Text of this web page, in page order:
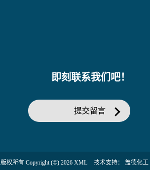
即刻联系我们吧！
提交留言
版权所有 Copyright (©) 2026 XML 技术支持： 盖德化工